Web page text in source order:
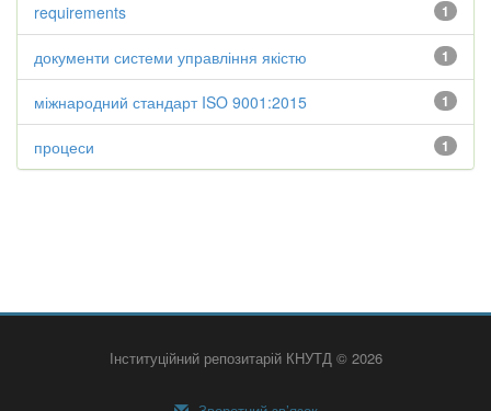
1
requirements
1
документи системи управління якістю
1
міжнародний стандарт ISO 9001:2015
1
процеси
Інституційний репозитарій КНУТД © 2026